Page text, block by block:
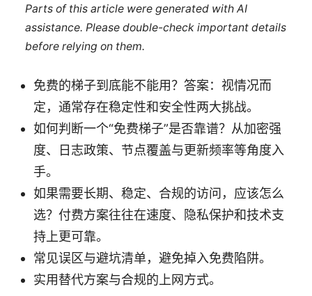
Parts of this article were generated with AI
assistance. Please double-check important details
before relying on them.
免费的梯子到底能不能用？答案：视情况而
定，通常存在稳定性和安全性两大挑战。
如何判断一个“免费梯子”是否靠谱？从加密强
度、日志政策、节点覆盖与更新频率等角度入
手。
如果需要长期、稳定、合规的访问，应该怎么
选？付费方案往往在速度、隐私保护和技术支
持上更可靠。
常见误区与避坑清单，避免掉入免费陷阱。
实用替代方案与合规的上网方式。